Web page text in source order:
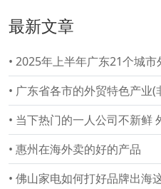
最新文章
• 2025年上半年广东21个城市
• 广东省各市的外贸特色产业(
• 当下热门的一人公司不新鲜
• 惠州在海外卖的好的产品
• 佛山家电如何打好品牌出海